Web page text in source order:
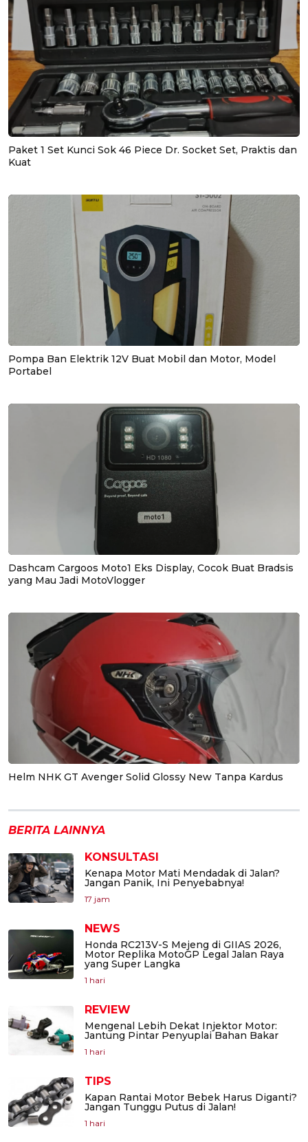
Paket 1 Set Kunci Sok 46 Piece Dr. Socket Set, Praktis dan
Kuat
Pompa Ban Elektrik 12V Buat Mobil dan Motor, Model
Portabel
Dashcam Cargoos Moto1 Eks Display, Cocok Buat Bradsis
yang Mau Jadi MotoVlogger
Helm NHK GT Avenger Solid Glossy New Tanpa Kardus
BERITA LAINNYA
KONSULTASI
Kenapa Motor Mati Mendadak di Jalan?
Jangan Panik, Ini Penyebabnya!
17 jam
NEWS
Honda RC213V-S Mejeng di GIIAS 2026,
Motor Replika MotoGP Legal Jalan Raya
yang Super Langka
1 hari
REVIEW
Mengenal Lebih Dekat Injektor Motor:
Jantung Pintar Penyuplai Bahan Bakar
1 hari
TIPS
Kapan Rantai Motor Bebek Harus Diganti?
Jangan Tunggu Putus di Jalan!
1 hari